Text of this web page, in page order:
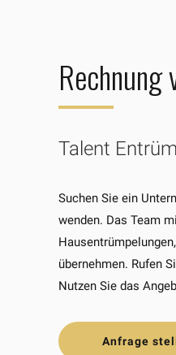
Rechnung
Talent
Suchen Sie ein
wenden. Das Team
übernehmen. Rufen
Nutzen Sie das
Anfrage